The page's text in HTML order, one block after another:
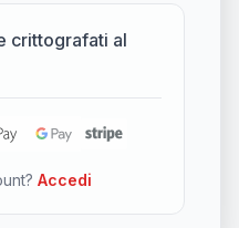
crittografati al
Accedi